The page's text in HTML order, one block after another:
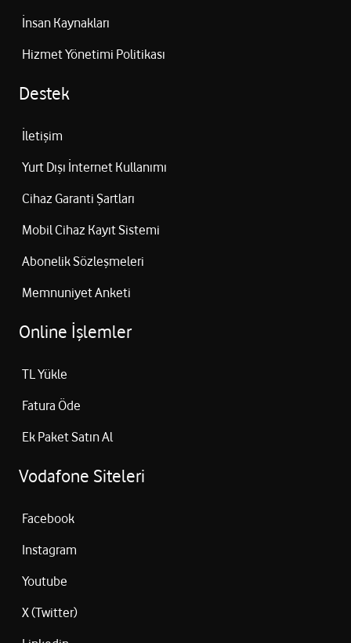
İnsan Kaynakları
Hizmet Yönetimi Politikası
Destek
İletişim
Yurt Dışı İnternet Kullanımı
Cihaz Garanti Şartları
Mobil Cihaz Kayıt Sistemi
Abonelik Sözleşmeleri
Memnuniyet Anketi
Online İşlemler
TL Yükle
Fatura Öde
Ek Paket Satın Al
Vodafone Siteleri
Facebook
Instagram
Youtube
X (Twitter)